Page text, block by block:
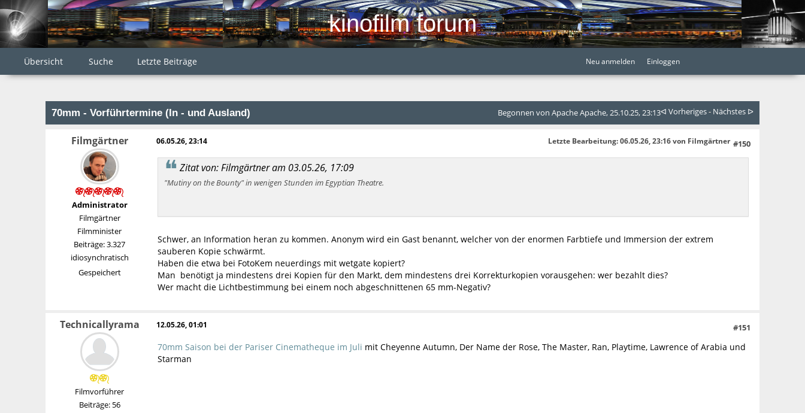
kinofilm forum
Übersicht Suche Letzte Beiträge Neu anmelden Einloggen
70mm - Vorführtermine (In - und Ausland) Begonnen von Apache Apache, 25.10.25, 23:13ᐊ Vorheriges- Nächstes ᐅ
Filmgärtner
Administrator
Filmgärtner
Filmminister
Beiträge: 3.327
idiosynchratisch
Gespeichert
06.05.26, 23:14 #150
Letzte Bearbeitung: 06.05.26, 23:16 von Filmgärtner
Zitat von: Filmgärtner am 03.05.26, 17:09
"Mutiny on the Bounty" in wenigen Stunden im Egyptian Theatre.
Schwer, an Information heran zu kommen. Anonym wird ein Gast benannt, welcher von der enormen Farbtiefe und Immersion der extrem
sauberen Kopie schwärmt.
Haben die etwa bei FotoKem neuerdings mit wetgate kopiert?
Man benötigt ja mindestens drei Kopien für den Markt, dem mindestens drei Korrekturkopien vorausgehen: wer bezahlt dies?
Wer macht die Lichtbestimmung bei einem noch abgeschnittenen 65 mm-Negativ?
Technicallyrama
Filmvorführer
Beiträge: 56
12.05.26, 01:01 #151
70mm Saison bei der Pariser Cinematheque im Juli mit Cheyenne Autumn, Der Name der Rose, The Master, Ran, Playtime, Lawrence of Arabia und
Starman